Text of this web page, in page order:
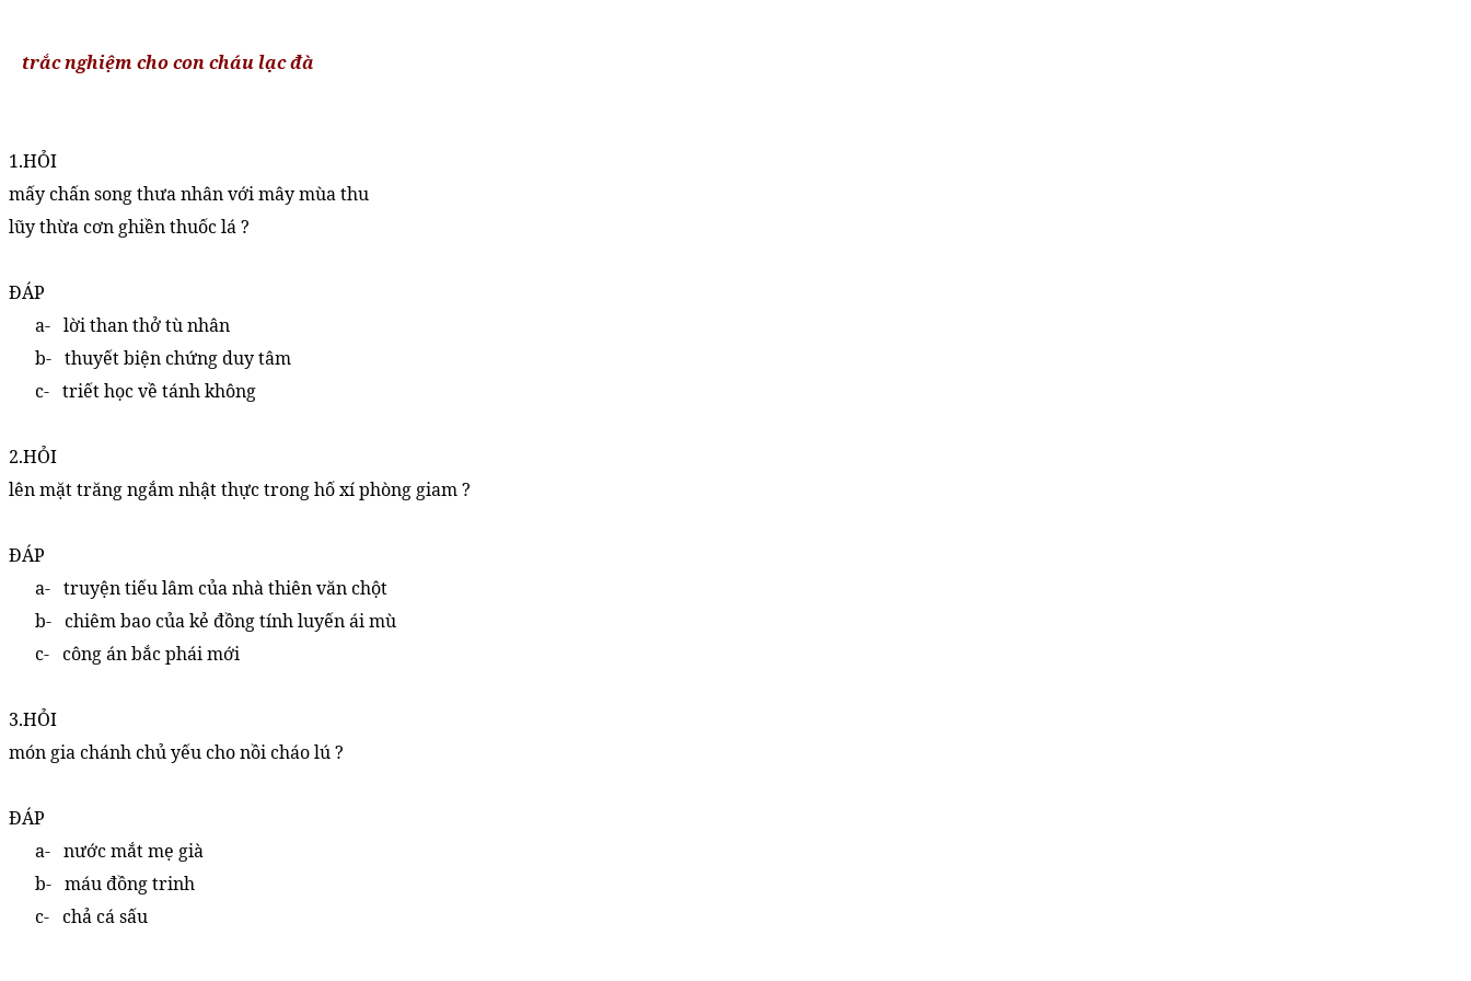
trắc nghiệm cho con cháu lạc đà
1.HỎI
mấy chấn song thưa nhân với mây mùa thu
lũy thừa cơn ghiền thuốc lá ?
ĐÁP
a- lời than thở tù nhân
b- thuyết biện chứng duy tâm
c- triết học về tánh không
2.HỎI
lên mặt trăng ngắm nhật thực trong hố xí phòng giam ?
ĐÁP
a- truyện tiếu lâm của nhà thiên văn chột
b- chiêm bao của kẻ đồng tính luyến ái mù
c- công án bắc phái mới
3.HỎI
món gia chánh chủ yếu cho nồi cháo lú ?
ĐÁP
a- nước mắt mẹ già
b- máu đồng trinh
c- chả cá sấu